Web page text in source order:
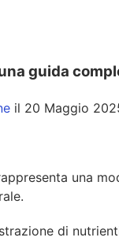
guida
il 20 Maggio
una
di